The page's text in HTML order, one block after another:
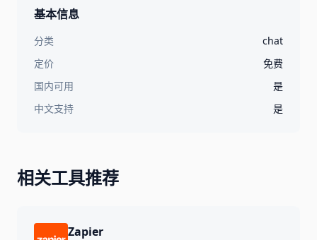
基本信息
分类
chat
定价
免费
国内可用
是
中文支持
是
相关工具推荐
Zapier